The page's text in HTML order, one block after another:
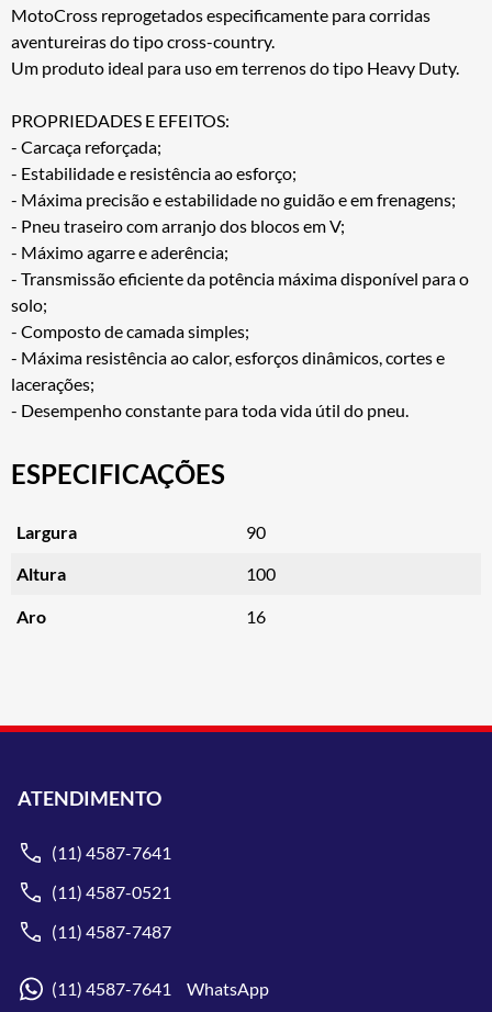
MotoCross reprogetados especificamente para corridas
aventureiras do tipo cross-country.
Um produto ideal para uso em terrenos do tipo Heavy Duty.
PROPRIEDADES E EFEITOS:
- Carcaça reforçada;
- Estabilidade e resistência ao esforço;
- Máxima precisão e estabilidade no guidão e em frenagens;
- Pneu traseiro com arranjo dos blocos em V;
- Máximo agarre e aderência;
- Transmissão eficiente da potência máxima disponível para o
solo;
- Composto de camada simples;
- Máxima resistência ao calor, esforços dinâmicos, cortes e
lacerações;
- Desempenho constante para toda vida útil do pneu.
ESPECIFICAÇÕES
Largura 90
Altura 100
Aro 16
ATENDIMENTO
(11) 4587-7641
(11) 4587-0521
(11) 4587-7487
(11) 4587-7641 WhatsApp